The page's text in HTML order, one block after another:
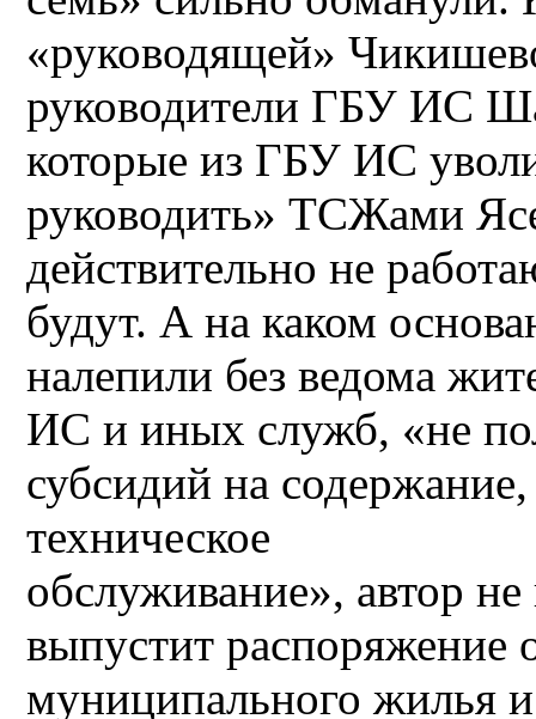
«руководящей»
руководители ГБУ ИС
которые из ГБУ ИС
руководить» ТСЖами
действительно не
будут. А на каком
налепили без ведома
ИС и иных служб, «не
субсидий на
техническое
обслуживание», автор
выпустит распоряжение
муниципального жилья